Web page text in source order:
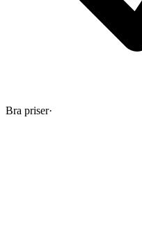
Bra priser·